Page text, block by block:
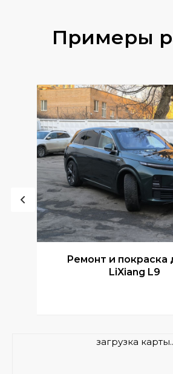
Примеры
Ремонт и покраска
LiXiang L9
загрузка